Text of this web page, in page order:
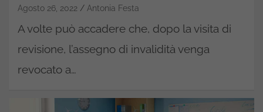
Agosto 26, 2022 Antonia Festa
A volte può accadere che, dopo la visita di
revisione, l’assegno di invalidità venga
revocato a…